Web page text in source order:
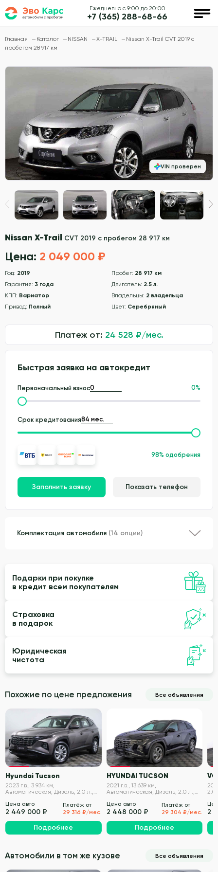
Ежедневно с 9:00 до 20:00
+7 (365) 288-68-66
Главная Каталог NISSAN X-TRAIL
Nissan X-Trail CVT 2019 с
пробегом 28 917 км
Nissan X-Trail CVT 2019 с пробегом 28 917 км
Цена: 2 049 000 ₽
Год: 2019 Пробег: 28 917 км
Гарантия: 3 года Двигатель: 2.5 л.
КПП: Вариатор Владельцы: 2 владельца
Привод: Полный Цвет: Серебряный
Платеж от: 24 528 ₽/мес.
Быстрая заявка на автокредит
Первоначальный взнос 0%
Срок кредитования
98% одобрения
Заполнить заявку Показать телефон
VIN проверен
Комплектация автомобиля (14 опции)
Подарки при покупке
в кредит всем покупателям
Страховка
в подарок
Юридическая
чистота
Похожие по цене предложения Все объявления
VIN проверен
Hyundai Tucson
2023 г.в., 3 934 км,
Автоматическая, Дизель, 2.0 л.,
Цена авто
2 449 000 ₽
Платёж от
29 316 ₽/мес.
Подробнее
VIN проверен
HYUNDAI TUCSON
2021 г.в., 13 639 км,
Автоматическая, Дизель, 2.0 л.,
Цена авто
2 448 000 ₽
Платёж от
29 304 ₽/мес.
Подробнее
2.0
2
Автомобили в том же кузове Все объявления